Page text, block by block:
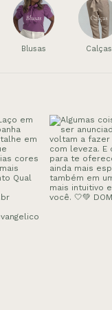
Blusas Calças